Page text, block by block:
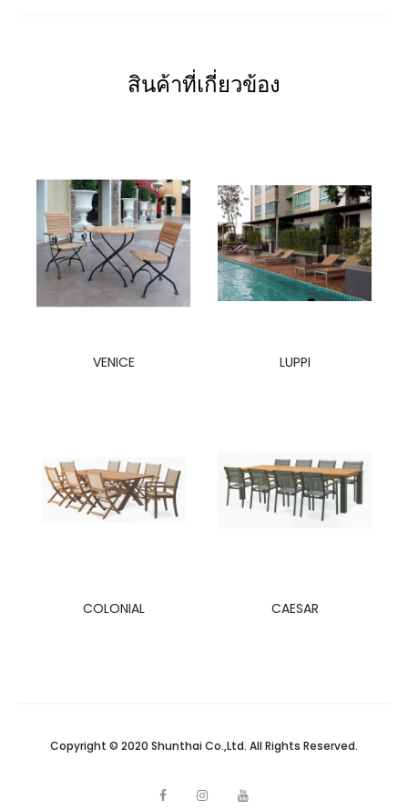
สินค้าที่เกี่ยวข้อง
VENICE LUPPI
COLONIAL CAESAR
Copyright © 2020 Shunthai Co.,Ltd. All Rights Reserved.